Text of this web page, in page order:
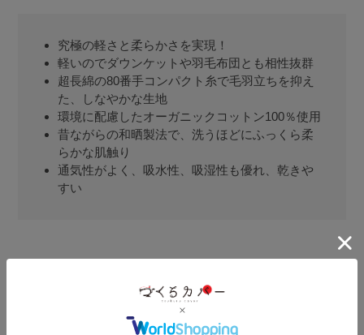
究極の軽さと柔らかさを実現！
軽いのでダウンケットや羽毛布団とも相性抜群
超長綿の80番手コンパクト糸で毛羽立ちを抑え
た、しなやかな生地
環境に配慮したオーガニックコットン100％使用
昔ながらの和晒製法で、洗うほどにふっくら柔
らかな肌触り
通気性がよく、吸水性、吸湿性も優れ、乾きや
すい